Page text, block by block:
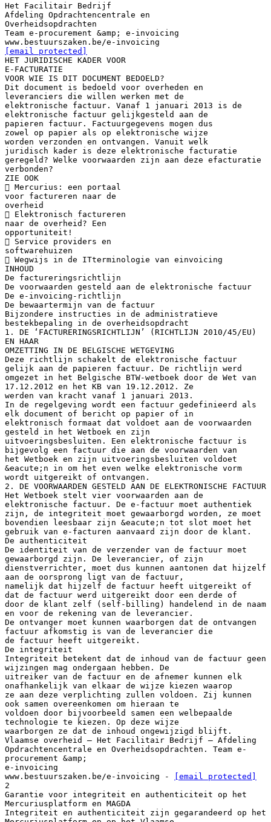
Het Facilitair Bedrijf
Afdeling Opdrachtencentrale en
Overheidsopdrachten
Team e-procurement &amp; e-invoicing
[email protected]
HET JURIDISCHE KADER VOOR
E-FACTURATIE
VOOR WIE IS DIT DOCUMENT BEDOELD?
Dit document is bedoeld voor overheden en
leveranciers die willen werken met de
elektronische factuur. Vanaf 1 januari 2013 is de
elektronische factuur gelijkgesteld aan de
papieren factuur. Factuurgegevens mogen dus
zowel op papier als op elektronische wijze
worden verzonden en ontvangen. Vanuit welk
juridisch kader is deze elektronische facturatie
geregeld? Welke voorwaarden zijn aan deze efacturatie
verbonden?
ZIE OOK
 Mercurius: een portaal
voor factureren naar de
overheid
 Elektronisch factureren
naar de overheid? Een
opportuniteit!
 Service providers en
softwarehuizen
 Wegwijs in de ITterminologie van einvoicing
INHOUD
De factureringsrichtlijn
De voorwaarden gesteld aan de elektronische factuur
De e-invoicing-richtlijn
De bewaartermijn van de factuur
Bijzondere instructies in de administratieve
bestekbepaling in de overheidsopdracht
1. DE ‘FACTURERINGSRICHTLIJN’ (RICHTLIJN 2010/45/EU)
EN HAAR
OMZETTING IN DE BELGISCHE WETGEVING
Deze richtlijn schakelt de elektronische factuur
gelijk aan de papieren factuur. De richtlijn werd
omgezet in het Belgische BTW-wetboek door de Wet van
17.12.2012 en het KB van 19.12.2012. Ze
werden van kracht vanaf 1 januari 2013.
In de regelgeving wordt een factuur gedefinieerd als
elk document of bericht op papier of in
elektronisch formaat dat voldoet aan de voorwaarden
gesteld in het Wetboek en zijn
uitvoeringsbesluiten. Een elektronische factuur is
bijgevolg een factuur die aan de voorwaarden van
het Wetboek en zijn uitvoeringsbesluiten voldoet
&eacute;n in om het even welke elektronische vorm
wordt uitgereikt of ontvangen.
2. DE VOORWAARDEN GESTELD AAN DE ELEKTRONISCHE FACTUUR
Het Wetboek stelt vier voorwaarden aan de
elektronische factuur. De e-factuur moet authentiek
zijn, de integriteit moet gewaarborgd worden, ze moet
bovendien leesbaar zijn &eacute;n tot slot moet het
gebruik van e-facturen aanvaard zijn door de klant.
De authenticiteit
De identiteit van de verzender van de factuur moet
gewaarborgd zijn. De leverancier, of zijn
dienstverrichter, moet dus kunnen aantonen dat hijzelf
aan de oorsprong ligt van de factuur,
namelijk dat hijzelf de factuur heeft uitgereikt of
dat de factuur werd uitgereikt door een derde of
door de klant zelf (self-billing) handelend in de naam
en voor de rekening van de leverancier.
De ontvanger moet kunnen waarborgen dat de ontvangen
factuur afkomstig is van de leverancier die
de factuur heeft uitgereikt.
De integriteit
Integriteit betekent dat de inhoud van de factuur geen
wijzingen mag ondergaan hebben. De
uitreiker van de factuur en de afnemer kunnen elk
onafhankelijk van elkaar de wijze kiezen waarop
ze aan deze verplichting zullen voldoen. Zij kunnen
ook samen overeenkomen om hieraan te
voldoen door bijvoorbeeld samen een welbepaalde
technologie te kiezen. Op deze wijze
waarborgen ze dat de inhoud ongewijzigd blijft.
Vlaamse overheid – Het Facilitair Bedrijf – Afdeling
Opdrachtencentrale en Overheidsopdrachten. Team e-
procurement &amp;
e-invoicing
www.bestuurszaken.be/e-invoicing -
[email protected]
2
Garantie voor integriteit en authenticiteit op het
Mercuriusplatform en MAGDA
Integriteit en authenticiteit zijn gegarandeerd op het